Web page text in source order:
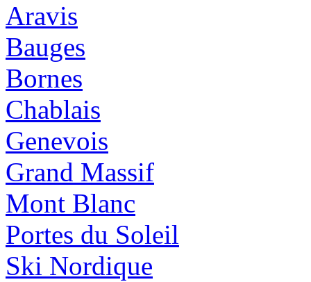
Aravis
Bauges
Bornes
Chablais
Genevois
Grand Massif
Mont Blanc
Portes du Soleil
Ski Nordique